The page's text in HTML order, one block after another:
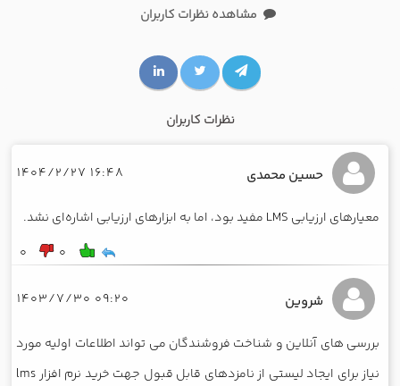
مشاهده نظرات کاربران
نظرات کاربران
حسین محمدی 16:48 1404/2/27
معیارهای ارزیابی LMS مفید بود، اما به ابزارهای ارزیابی اشاره‌ای نشد.
0
0
شروین 09:20 1403/7/30
بررسی های آنلاین و شناخت فروشندگان می تواند اطلاعات اولیه مورد
نیاز برای ایجاد لیستی از نامزدهای قابل قبول جهت خرید نرم افزار lms